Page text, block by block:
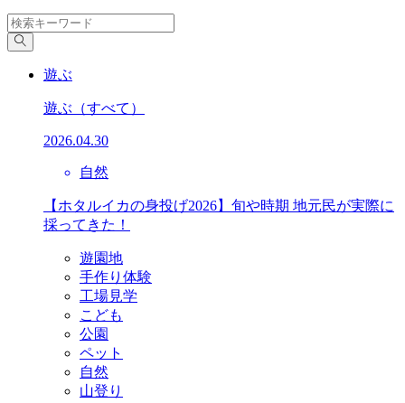
遊ぶ
遊ぶ （すべて）
2026.04.30
自然
【ホタルイカの身投げ2026】旬や時期 地元民が実際に
採ってきた！
遊園地
手作り体験
工場見学
こども
公園
ペット
自然
山登り